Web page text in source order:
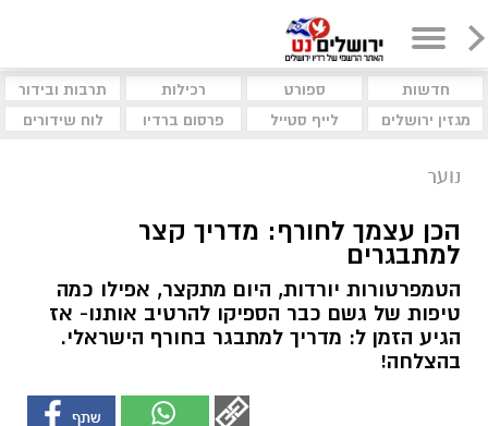
חדשות ספורט רכילות
תרבות ובידור
מגזין ירושלים
לייף סטייל פרסום ברדיו לוח שידורים
נוער
הכן עצמך לחורף: מדריך קצר
למתבגרים
הטמפרטורות יורדות, היום מתקצר, אפילו כמה
טיפות של גשם כבר הספיקו להרטיב אותנו- אז
הגיע הזמן ל: מדריך למתבגר בחורף הישראלי.
בהצלחה!